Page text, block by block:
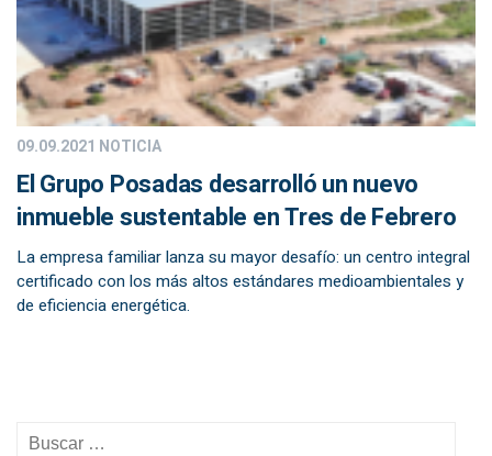
09.09.2021 NOTICIA
El Grupo Posadas desarrolló un nuevo
inmueble sustentable en Tres de Febrero
La empresa familiar lanza su mayor desafío: un centro integral
certificado con los más altos estándares medioambientales y
de eficiencia energética.